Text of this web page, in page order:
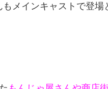
メインキャストで登場